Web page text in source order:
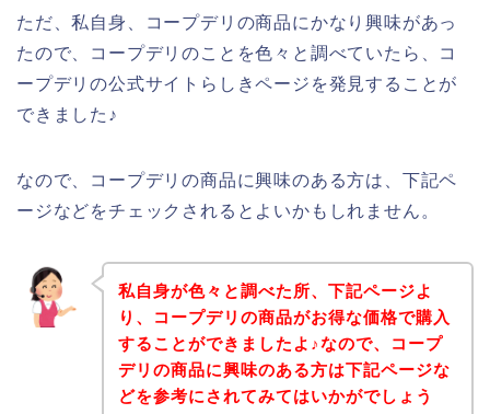
ただ、私自身、コープデリの商品にかなり興味があっ
たので、コープデリのことを色々と調べていたら、コ
ープデリの公式サイトらしきページを発見することが
できました♪
なので、コープデリの商品に興味のある方は、下記ペ
ージなどをチェックされるとよいかもしれません。
私自身が色々と調べた所、下記ページよ
り、コープデリの商品がお得な価格で購入
することができましたよ♪なので、コープ
デリの商品に興味のある方は下記ページな
どを参考にされてみてはいかがでしょう